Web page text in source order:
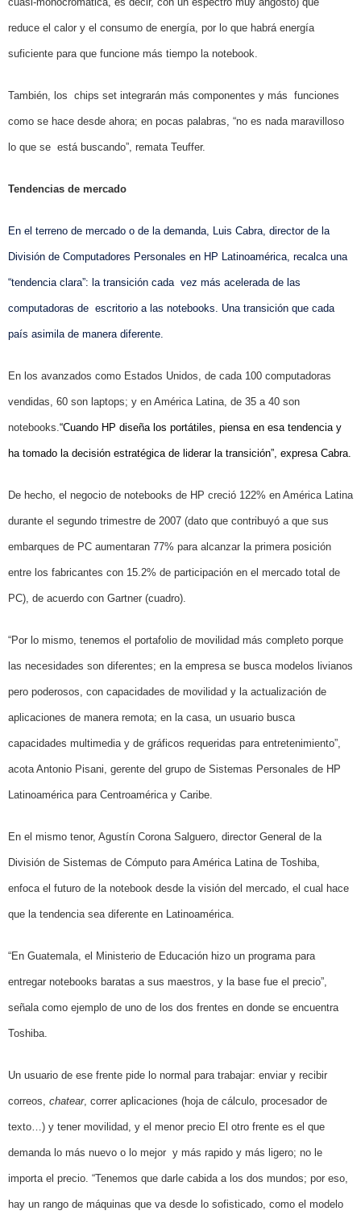
reduce el calor y el consumo de energía, por lo que habrá energía
suficiente para que funcione más tiempo la notebook.
También, los chips set integrarán más componentes y más funciones
como se hace desde ahora; en pocas palabras, “no es nada maravilloso
lo que se está buscando”, remata Teuffer.
Tendencias de mercado
En el terreno de mercado o de la demanda, Luis Cabra, director de la
División de Computadores Personales en HP Latinoamérica, recalca una
“tendencia clara”: la transición cada vez más acelerada de las
computadoras de escritorio a las notebooks. Una transición que cada
país asimila de manera diferente.
En los avanzados como Estados Unidos, de cada 100 computadoras
vendidas, 60 son laptops; y en América Latina, de 35 a 40 son
notebooks. “Cuando HP diseña los portátiles, piensa en esa tendencia y
ha tomado la decisión estratégica de liderar la transición”, expresa Cabra.
De hecho, el negocio de notebooks de HP creció 122% en América Latina
durante el segundo trimestre de 2007 (dato que contribuyó a que sus
embarques de PC aumentaran 77% para alcanzar la primera posición
entre los fabricantes con 15.2% de participación en el mercado total de
PC), de acuerdo con Gartner (cuadro).
“Por lo mismo, tenemos el portafolio de movilidad más completo porque
las necesidades son diferentes; en la empresa se busca modelos livianos
pero poderosos, con capacidades de movilidad y la actualización de
aplicaciones de manera remota; en la casa, un usuario busca
capacidades multimedia y de gráficos requeridas para entretenimiento”,
acota Antonio Pisani, gerente del grupo de Sistemas Personales de HP
Latinoamérica para Centroamérica y Caribe.
En el mismo tenor, Agustín Corona Salguero, director General de la
División de Sistemas de Cómputo para América Latina de Toshiba,
enfoca el futuro de la notebook desde la visión del mercado, el cual hace
que la tendencia sea diferente en Latinoamérica.
“En Guatemala, el Ministerio de Educación hizo un programa para
entregar notebooks baratas a sus maestros, y la base fue el precio”,
señala como ejemplo de uno de los dos frentes en donde se encuentra
Toshiba.
Un usuario de ese frente pide lo normal para trabajar: enviar y recibir
correos, chatear, correr aplicaciones (hoja de cálculo, procesador de
texto…) y tener movilidad, y el menor precio El otro frente es el que
demanda lo más nuevo o lo mejor y más rapido y más ligero; no le
importa el precio. “Tenemos que darle cabida a los dos mundos; por eso,
hay un rango de máquinas que va desde lo sofisticado, como el modelo